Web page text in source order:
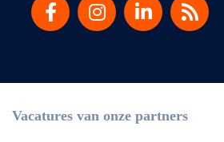
Vacatures van onze partners